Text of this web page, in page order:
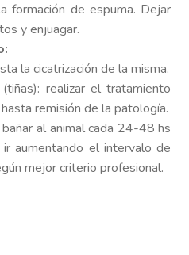
formación de espuma. Dejar
y enjuagar.
la cicatrización de la misma.
realizar el tratamiento
remisión de la patología.
al animal cada 24-48 hs
aumentando el intervalo de
mejor criterio profesional.